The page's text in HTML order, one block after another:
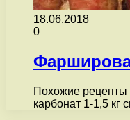
18.06.2018
0
Похожие рецепты
карбонат 1-1,5